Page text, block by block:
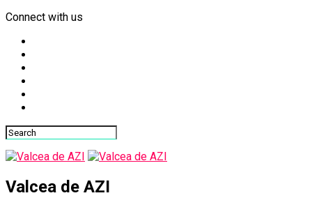
Connect with us
Valcea de AZI